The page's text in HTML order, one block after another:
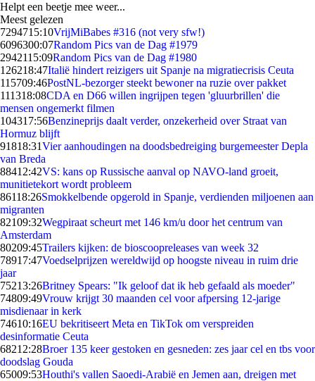
Helpt een beetje mee weer...
Meest gelezen
7294715:10VrijMiBabes #316 (not very sfw!)
6096300:07Random Pics van de Dag #1979
2942115:09Random Pics van de Dag #1980
126218:47Italië hindert reizigers uit Spanje na migratiecrisis Ceuta
115709:46PostNL-bezorger steekt bewoner na ruzie over pakket
111318:08CDA en D66 willen ingrijpen tegen 'gluurbrillen' die
mensen ongemerkt filmen
104317:56Benzineprijs daalt verder, onzekerheid over Straat van
Hormuz blijft
91818:31Vier aanhoudingen na doodsbedreiging burgemeester Depla
van Breda
88412:42VS: kans op Russische aanval op NAVO-land groeit,
munitietekort wordt probleem
86118:26Smokkelbende opgerold in Spanje, verdienden miljoenen aan
migranten
82109:32Wegpiraat scheurt met 146 km/u door het centrum van
Amsterdam
80209:45Trailers kijken: de bioscoopreleases van week 32
78917:47Voedselprijzen wereldwijd op hoogste niveau in ruim drie
jaar
75213:26Britney Spears: "Ik geloof dat ik heb gefaald als moeder"
74809:49Vrouw krijgt 30 maanden cel voor afpersing 12-jarige
misdienaar in kerk
74610:16EU bekritiseert Meta en TikTok om verspreiden
desinformatie Ceuta
68212:28Broer 135 keer gestoken en gesneden: zes jaar cel en tbs voor
doodslag Gouda
65009:53Houthi's vallen Saoedi-Arabië en Jemen aan, dreigen met